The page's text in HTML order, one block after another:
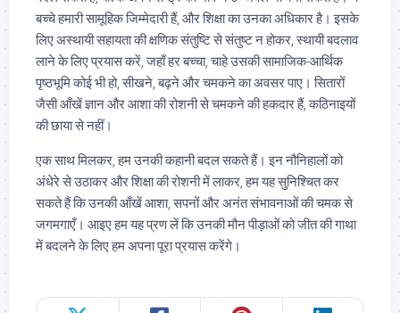
बच्चे हमारी सामूहिक जिम्मेदारी हैं, और शिक्षा का उनका अधिकार है। इसके
लिए अस्थायी सहायता की क्षणिक संतुष्टि से संतुष्ट न होकर, स्थायी बदलाव
लाने के लिए प्रयास करें, जहाँ हर बच्चा, चाहे उसकी सामाजिक-आर्थिक
पृष्ठभूमि कोई भी हो, सीखने, बढ़ने और चमकने का अवसर पाए। सितारों
जैसी आँखें ज्ञान और आशा की रोशनी से चमकने की हकदार हैं, कठिनाइयों
की छाया से नहीं।
एक साथ मिलकर, हम उनकी कहानी बदल सकते हैं। इन नौनिहालों को
अंधेरे से उठाकर और शिक्षा की रोशनी में लाकर, हम यह सुनिश्चित कर
सकते हैं कि उनकी आँखें आशा, सपनों और अनंत संभावनाओं की चमक से
जगमगाएँ। आइए हम यह प्रण लें कि उनकी मौन पीड़ाओं को जीत की गाथा
में बदलने के लिए हम अपना पूरा प्रयास करेंगे।